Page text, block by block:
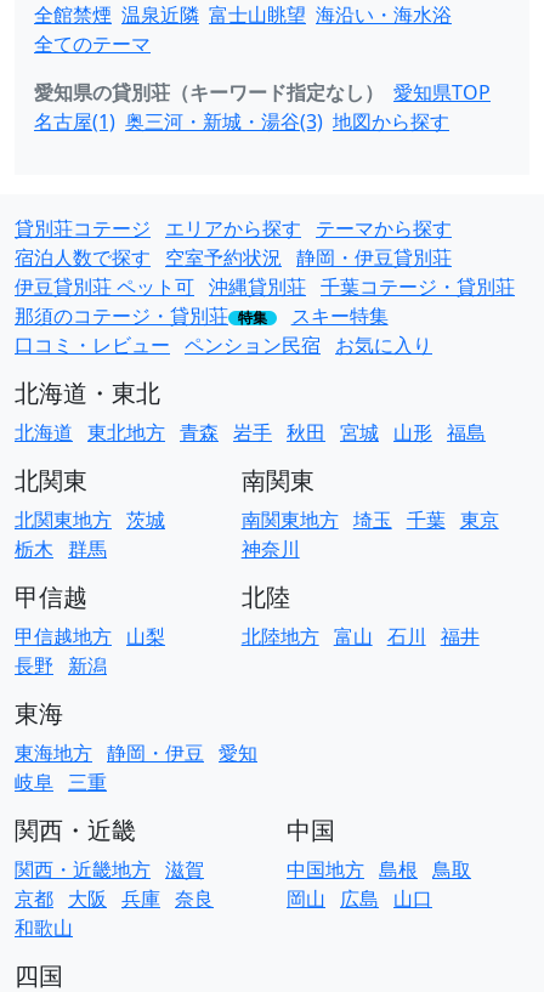
全館禁煙 温泉近隣 富士山眺望 海沿い・海水浴
全てのテーマ
愛知県の貸別荘（キーワード指定なし）
愛知県TOP
名古屋(1) 奥三河・新城・湯谷(3) 地図から探す
貸別荘コテージ エリアから探す
テーマから探す
宿泊人数で探す
空室予約状況 静岡・伊豆貸別荘
伊豆貸別荘 ペット可 沖縄貸別荘 千葉コテージ・貸別荘
那須のコテージ・貸別荘 特集
スキー特集
口コミ・レビュー ペンション民宿 お気に入り
北海道・東北
北海道 東北地方 青森 岩手 秋田 宮城 山形 福島
北関東
北関東地方 茨城
栃木 群馬
南関東
南関東地方 埼玉 千葉 東京
神奈川
甲信越
甲信越地方 山梨
長野
新潟
北陸
北陸地方 富山 石川 福井
東海
東海地方 静岡・伊豆 愛知
岐阜 三重
関西・近畿
関西・近畿地方 滋賀
京都 大阪 兵庫 奈良
和歌山
中国
中国地方 島根 鳥取
岡山
広島 山口
四国